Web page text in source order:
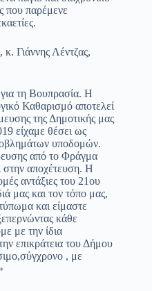
που παρέμενε
Γιάννης Λέντζας,
τη Βουπρασία. Η
Καθαρισμό αποτελεί
της Δημοτικής μας
είχαμε θέσει ως
υποδομών.
από το Φράγμα
στην αποχέτευση. Η
αντάξιες του 21ου
μας και τον τόπο μας,
και είμαστε
κάθε
με την ίδια
επικράτεια του Δήμου
, με